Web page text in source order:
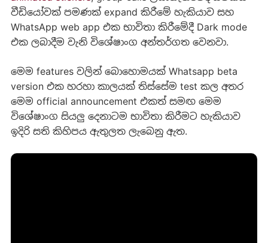
වීඩියෝවක් පමණක් expand කිරීමේ හැකියාව සහ
WhatsApp web app එක භාවිතා කිරීමේදී Dark mode
එක ලබාදීම වැනි විශේෂාංග අන්තර්ගත වෙනවා.
මෙම features වලින් බොහොමයක් Whatsapp beta
version එක හරහා කාලයක් තිස්සේම test කල අතර
මෙම official announcement එකත් සමඟ මෙම
විශේෂාංග සියලු දෙනාටම භාවිතා කිරීමට හැකියාව
ඉදිරි සති කිහිපය ඇතුලත ලැබෙනු ඇත.